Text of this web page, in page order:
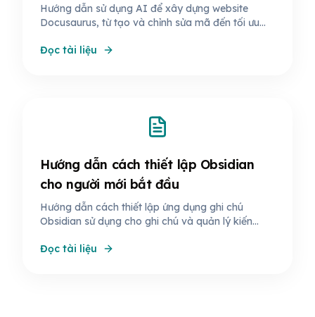
Hướng dẫn sử dụng AI để xây dựng website
Docusaurus, từ tạo và chỉnh sửa mã đến tối ưu
thời gian và nâng cao hiệu suất.
Đọc tài liệu
Hướng dẫn cách thiết lập Obsidian
cho người mới bắt đầu
Hướng dẫn cách thiết lập ứng dụng ghi chú
Obsidian sử dụng cho ghi chú và quản lý kiến
Đọc tài liệu